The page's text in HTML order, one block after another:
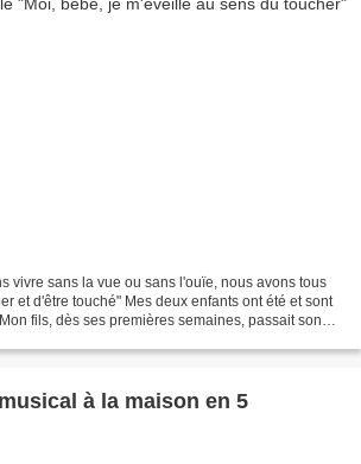
vivre sans la vue ou sans l'ouïe, nous avons tous
et d'être touché" Mes deux enfants ont été et sont
fils, dès ses premières semaines, passait son
à la maison en 5